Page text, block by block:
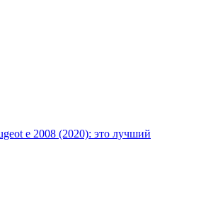
e 2008 (2020): это лучший